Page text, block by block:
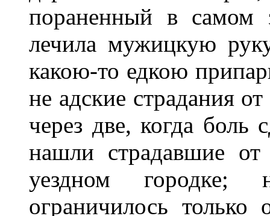
пораненный в самом
лечила мужицкую
какою-то едкою
не адские страдания
через две, когда боль
нашли страдавшие от
уездном
ограничилось